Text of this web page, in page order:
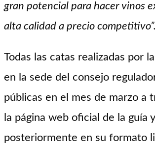
gran potencial para hacer vinos
alta calidad a precio competitivo”.
Todas las catas realizadas por
en la sede del consejo
públicas en el mes de marzo a
la página web oficial de la guía y
posteriormente en su formato